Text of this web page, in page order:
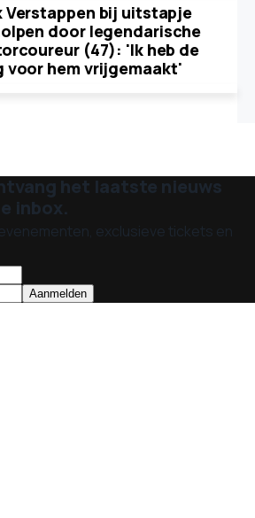
Verstappen bij uitstapje
door legendarische
(47): 'Ik heb de
voor hem vrijgemaakt'
het laatste nieuws
inbox.
exclusieve tickets en